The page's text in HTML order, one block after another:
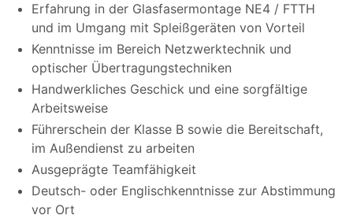
Erfahrung in der Glasfasermontage NE4 / FTTH
und im Umgang mit Spleißgeräten von Vorteil
Kenntnisse im Bereich Netzwerktechnik und
optischer Übertragungstechniken
Handwerkliches Geschick und eine sorgfältige
Arbeitsweise
Führerschein der Klasse B sowie die Bereitschaft,
im Außendienst zu arbeiten
Ausgeprägte Teamfähigkeit
Deutsch- oder Englischkenntnisse zur Abstimmung
vor Ort